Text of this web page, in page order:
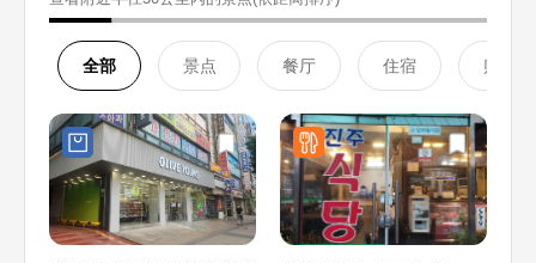
全部 景点 餐厅 住宿 购物